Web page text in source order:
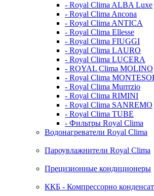
- Royal Clima ALBA Luxe
- Royal Clima Ancona
- Royal Clima ANTICA
- Royal Clima Ellesse
- Royal Clima FIUGGI
- Royal Clima LAURO
- Royal Clima LUCERA
- ROYAL Clima MOLINO
- Royal Clima
- Royal Clima Murrrzio
- Royal Clima RIMINI
- Royal Clima SANREMO
- Royal Clima TUBE
- Фильтры Royal Clima
Водонагреватели Royal Clima
Пароувлажнители Royal Clima
Прецизионные кондиционеры
ККБ - Компрессорно